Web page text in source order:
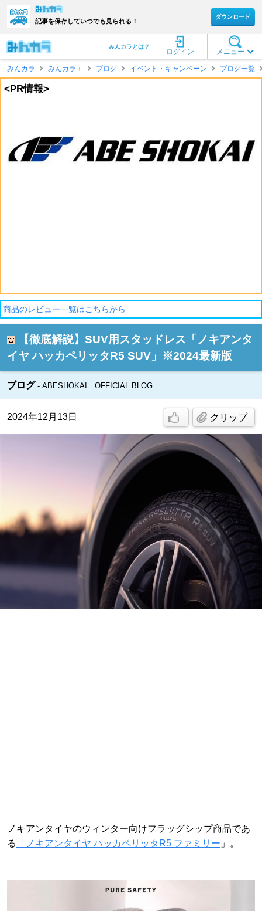
記事を保存していつでも見られる！
ダウンロード
メニュー
ログイン
みんカラとは？
みんカラ みんカラ＋ ブログ イベント・キャンペーン ブログ一覧
<PR情報>
商品のレビュー一覧はこちらから
【徹底解説】SUV用スタッドレス「ノキアンタ
イヤ ハッカペリッタR5 SUV」※2024最新版
ブログ ABESHOKAI OFFICIAL BLOG
2024年12月13日 クリップ
ノキアンタイヤのウィンター向けフラッグシップ商品であ
る
「ノキアンタイヤ ハッカペリッタR5 ファミリー 」。